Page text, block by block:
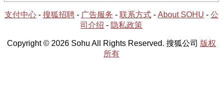
支付中心 - 搜狐招聘 - 广告服务 - 联系方式 - About SOHU - 公
司介绍 - 隐私政策
Copyright © 2026 Sohu All Rights Reserved. 搜狐公司 版权
所有